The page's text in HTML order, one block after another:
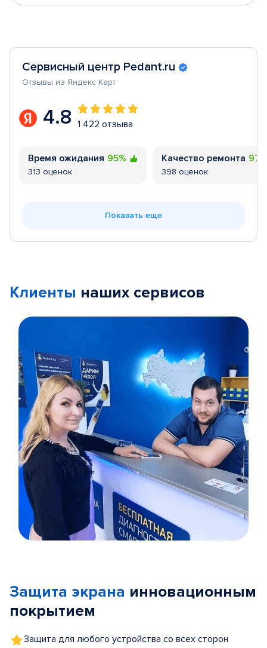
Сервисный центр Pedant.ru
Отзывы из Яндекс Карт
4.8 1 422 отзыва
Время ожидания 95%
313 оценок
Качество ремонта
398 оценок
Показать еще
Клиенты наших сервисов
5
Защита экрана инновационным
покрытием
Защита для любого устройства со всех сторон